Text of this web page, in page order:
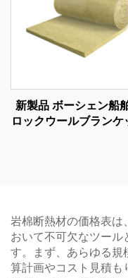
新製品 ボーシェン船
ロックウールブランケ
岩棉断熱材の価格表は
おいて不可欠なツール
す。まず、あらゆる規
算計画やコスト見積も